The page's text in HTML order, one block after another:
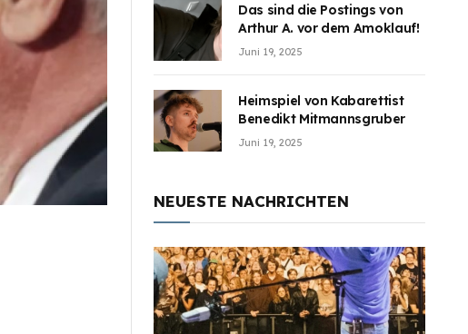
Das sind die Postings von
Arthur A. vor dem Amoklauf!
Juni 19, 2025
Heimspiel von Kabarettist
Benedikt Mitmannsgruber
Juni 19, 2025
NEUESTE NACHRICHTEN